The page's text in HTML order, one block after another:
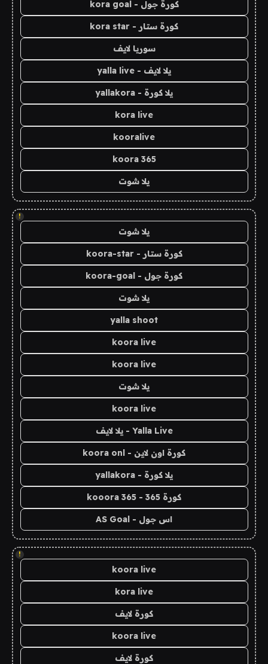
كورة جول - kora goal
كورة ستار - kora star
سوريا لايف
يلا لايف - yalla live
يلا كورة - yallakora
kora live
kooralive
koora 365
يلا شوت
!
يلا شوت
كورة ستار - koora-star
كورة جول - koora-goal
يلا شوت
yalla shoot
koora live
koora live
يلا شوت
koora live
Yalla Live - يلا لايف
كورة اون لاين - koora onl
يلا كورة - yallakora
كورة 365 - kooora 365
اس جول - AS Goal
!
koora live
kora live
كورة لايف
koora live
كورة لايف